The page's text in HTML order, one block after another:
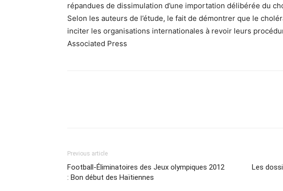
répandues de dissimulation d’une importation délibérée du
Selon les auteurs de l’étude, le fait de démontrer que le
inciter les organisations internationales à revoir leurs
Associated Press
Previous article
Football-Éliminatoires des Jeux olympiques 2012
: Bon début des Haïtiennes
Les